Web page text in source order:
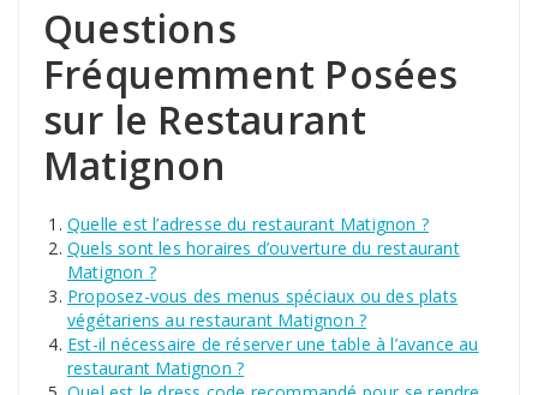
Questions
Fréquemment Posées
sur le Restaurant
Matignon
Quelle est l’adresse du restaurant Matignon ?
Quels sont les horaires d’ouverture du restaurant
Matignon ?
Proposez-vous des menus spéciaux ou des plats
végétariens au restaurant Matignon ?
Est-il nécessaire de réserver une table à l’avance au
restaurant Matignon ?